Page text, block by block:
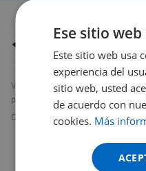
Autor
Petr Hrnčíř, DiS.
Valoración del
producto
Cómo evaluar
4,0 /5 34
Ese sitio
Este sitio web usa
experiencia del
sitio web, usted
de acuerdo con
cookies. Más